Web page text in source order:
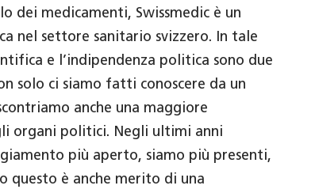
dei medicamenti, Swissmedic è un
nel settore sanitario svizzero. In tale
e l’indipendenza politica sono due
solo ci siamo fatti conoscere da un
anche una maggiore
organi politici. Negli ultimi anni
più aperto, siamo più presenti,
questo è anche merito di una